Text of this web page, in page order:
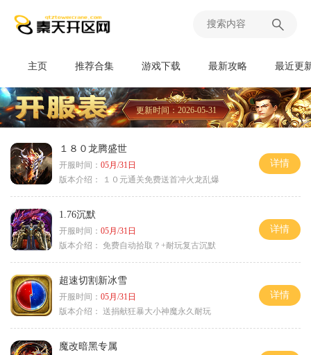
主页 推荐合集 游戏下载 最新攻略 最近更
更新时间：2026-05-31
１８０龙腾盛世
开服时间： 05月/31日
版本介绍：
１０元通关免费送首冲火龙乱爆
详情
1.76沉默
开服时间： 05月/31日
版本介绍： 免费自动拾取？+耐玩复古沉默
详情
超速切割新冰雪
开服时间： 05月/31日
版本介绍： 送捐献狂暴大小神魔永久耐玩
详情
魔改暗黑专属